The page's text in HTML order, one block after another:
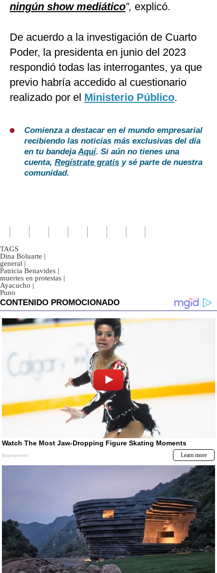
ningún show mediático”, explicó.
De acuerdo a la investigación de Cuarto
Poder, la presidenta en junio del 2023
respondió todas las interrogantes, ya que
previo habría accedido al cuestionario
realizado por el Ministerio Público.
Comienza a destacar en el mundo empresarial
recibiendo las noticias más exclusivas del día
en tu bandejaAquí. Si aún no tienes una
cuenta, Regístrate gratis y sé parte de nuestra
comunidad.
TAGS
Dina Boluarte |
general |
Patricia Benavides |
muertes en protestas |
Ayacucho |
Puno